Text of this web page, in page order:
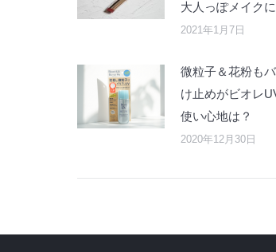
大人っぽメイクに
2021年1月7日
微粒子＆花粉も
け止めがビオレ
使い心地は？
2020年12月30日